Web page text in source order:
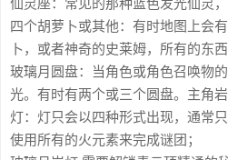
仙灵座：常见的那种蓝色发光仙灵
四个胡萝卜或其他：有时地图上会
卜，或者神奇的史莱姆，所有的东
玻璃月圆盘：当角色或角色召唤物
光。有时有两个或三个圆盘。主角
灯：灯只会以四种形式出现，通常
使用所有的火元素来完成谜团；